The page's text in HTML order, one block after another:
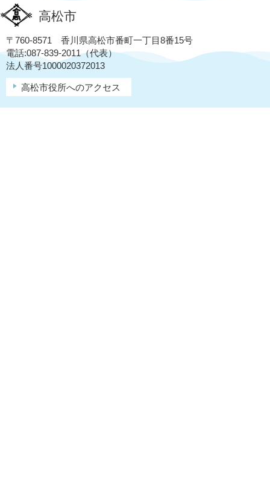
高松市
〒760-8571 香川県高松市番町一丁目8番15号
電話:087-839-2011（代表）
法人番号1000020372013
高松市役所へのアクセス